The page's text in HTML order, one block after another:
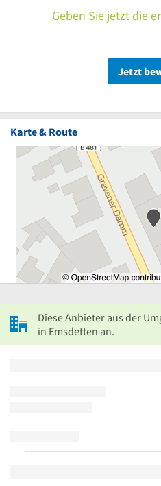
Geben Sie jetzt die
Jetzt
Karte & Route
Diese Anbieter aus der
in Emsdetten an.